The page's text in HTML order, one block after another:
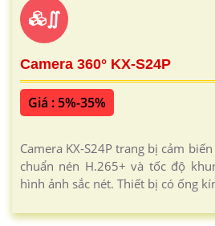
∬
Camera 360° KX-S24P
Giá : 5%-35%
Camera KX-S24P trang bị cảm
chuẩn nén H.265+ và tốc độ
hình ảnh sắc nét. Thiết bị có ống